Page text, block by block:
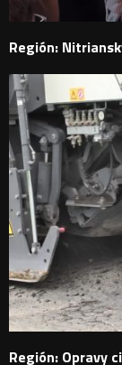
Región:
Región: Opravy